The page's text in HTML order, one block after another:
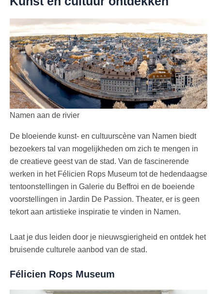
Namen aan de rivier
De bloeiende kunst- en cultuurscène van Namen biedt
bezoekers tal van mogelijkheden om zich te mengen in
de creatieve geest van de stad. Van de fascinerende
werken in het Félicien Rops Museum tot de hedendaagse
tentoonstellingen in Galerie du Beffroi en de boeiende
voorstellingen in Jardin De Passion. Theater, er is geen
tekort aan artistieke inspiratie te vinden in Namen.
Laat je dus leiden door je nieuwsgierigheid en ontdek het
bruisende culturele aanbod van de stad.
Félicien Rops Museum